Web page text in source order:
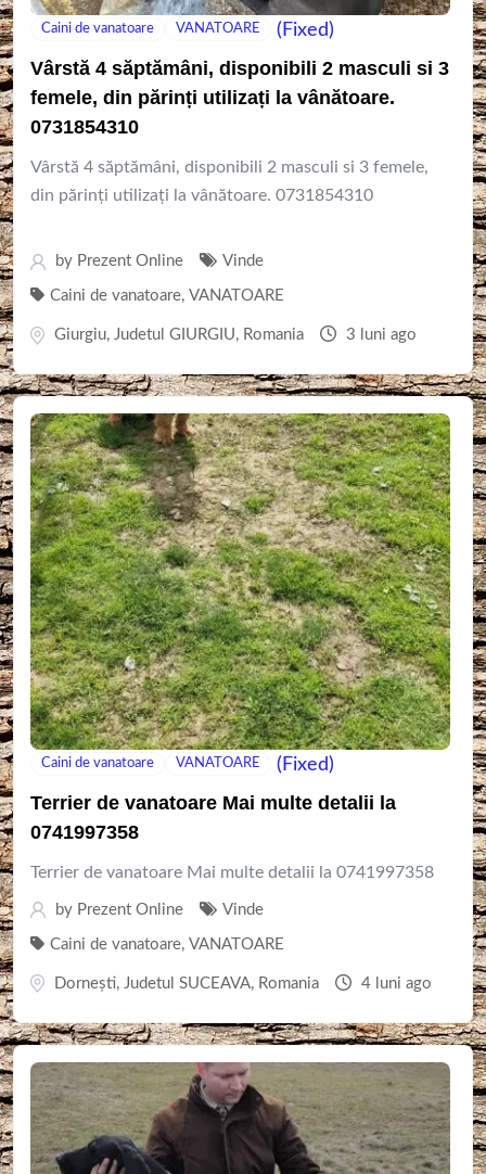
Caini de vanatoare VANATOARE (Fixed)
Vârstă 4 săptămâni, disponibili 2 masculi si 3
femele, din părinți utilizați la vânătoare.
0731854310
Vârstă 4 săptămâni, disponibili 2 masculi si 3 femele,
din părinți utilizați la vânătoare. 0731854310
by Prezent Online Vinde
Caini de vanatoare, VANATOARE
Giurgiu, Judetul GIURGIU, Romania 3 luni ago
Caini de vanatoare VANATOARE (Fixed)
Terrier de vanatoare Mai multe detalii la
0741997358
Terrier de vanatoare Mai multe detalii la 0741997358
by Prezent Online Vinde
Caini de vanatoare, VANATOARE
Dornești, Judetul SUCEAVA, Romania 4 luni ago